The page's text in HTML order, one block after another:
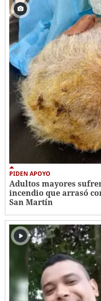
PIDEN APOYO
Adultos mayores
incendio que arrasó
San Martín